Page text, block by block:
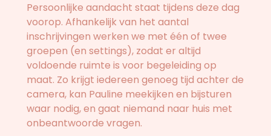
Persoonlijke aandacht staat tijdens deze dag
voorop. Afhankelijk van het aantal
inschrijvingen werken we met één of twee
groepen (en settings), zodat er altijd
voldoende ruimte is voor begeleiding op
maat. Zo krijgt iedereen genoeg tijd achter de
camera, kan Pauline meekijken en bijsturen
waar nodig, en gaat niemand naar huis met
onbeantwoorde vragen.